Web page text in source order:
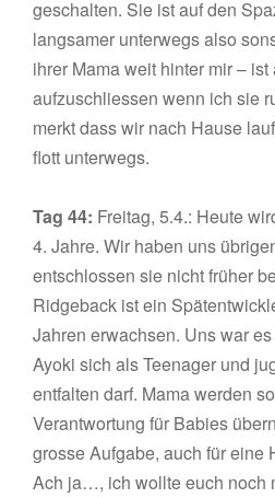
geschalten. Sie ist auf den
langsamer unterwegs also
ihrer Mama weit hinter mir – ist
aufzuschliessen wenn ich sie
merkt dass wir nach Hause
flott unterwegs.
Tag 44: Freitag, 5.4.: Heute
4. Jahre. Wir haben uns
entschlossen sie nicht früher
Ridgeback ist ein
Jahren erwachsen. Uns war
Ayoki sich als Teenager und
entfalten darf. Mama werden
Verantwortung für Babies
grosse Aufgabe, auch für eine
Ach ja…, ich wollte euch noch